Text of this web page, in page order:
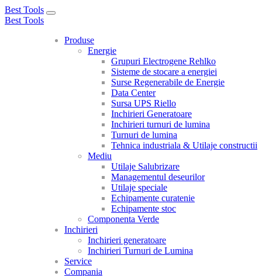
Best Tools
Toggle
Best Tools
Produse
Energie
Grupuri Electrogene Rehlko
Sisteme de stocare a energiei
Surse Regenerabile de Energie
Data Center
Sursa UPS Riello
Inchirieri Generatoare
Inchirieri turnuri de lumina
Turnuri de lumina
Tehnica industriala & Utilaje constructii
Mediu
Utilaje Salubrizare
Managementul deseurilor
Utilaje speciale
Echipamente curatenie
Echipamente stoc
Componenta Verde
Inchirieri
Inchirieri generatoare
Inchirieri Turnuri de Lumina
Service
Compania